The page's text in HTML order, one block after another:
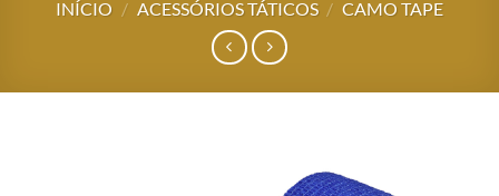
INÍCIO / ACESSÓRIOS TÁTICOS / CAMO TAPE